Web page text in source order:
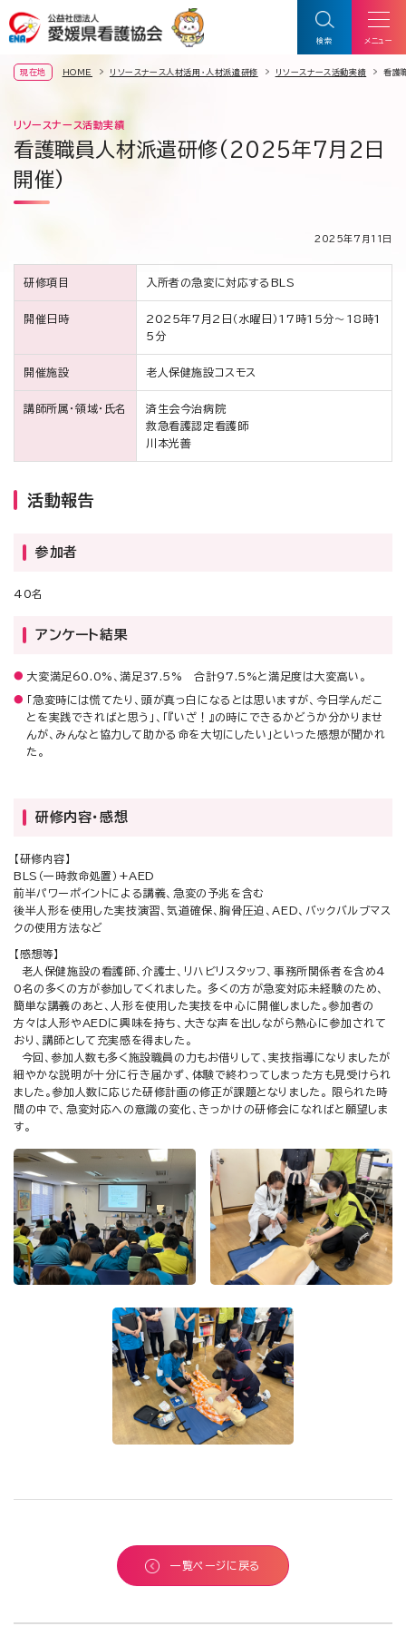
検索 メニュー
現在地 HOME リソースナース人材活用・人材派遣研修 リソースナース活動実績 看護
リソースナース活動実績
看護職員人材派遣研修(2025年7月2日
開催)
2025年7月11日
研修項目 入所者の急変に対応するBLS
開催日時
2025年7月2日（水曜日）17時15分～18時1
5分
開催施設 老人保健施設コスモス
講師所属・領域・氏名
済生会今治病院
救急看護認定看護師
川本光善
活動報告
参加者
40名
アンケート結果
大変満足60.0%、満足37.5% 合計97.5%と満足度は大変高い。
「急変時には慌てたり、頭が真っ白になるとは思いますが、今日学んだこ
とを実践できればと思う」、「『いざ！』の時にできるかどうか分かりませ
んが、みんなと協力して助かる命を大切にしたい」といった感想が聞かれ
た。
研修内容・感想
【研修内容】
BLS（一時救命処置）+AED
前半パワーポイントによる講義、急変の予兆を含む
後半人形を使用した実技演習、気道確保、胸骨圧迫、AED、バックバルブマス
クの使用方法など
【感想等】
老人保健施設の看護師、介護士、リハビリスタッフ、事務所関係者を含め4
0名の多くの方が参加してくれました。 多くの方が急変対応未経験のため、
簡単な講義のあと、人形を使用した実技を中心に開催しました。参加者の
方々は人形やAEDに興味を持ち、大きな声を出しながら熱心に参加されて
おり、講師として充実感を得ました。
今回、参加人数も多く施設職員の力もお借りして、実技指導になりましたが
細やかな説明が十分に行き届かず、体験で終わってしまった方も見受けられ
ました。参加人数に応じた研修計画の修正が課題となりました。 限られた時
間の中で、急変対応への意識の変化、きっかけの研修会になればと願望しま
す。
一覧ページに戻る